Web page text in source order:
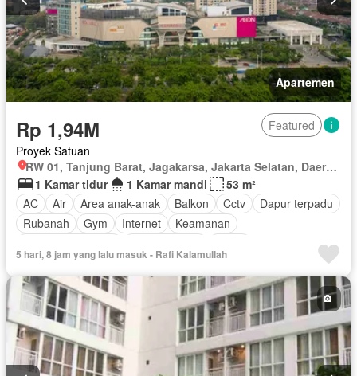
Apartemen
Rp 1,94M
Featured
Proyek Satuan
RW 01, Tanjung Barat, Jagakarsa, Jakarta Selatan, Daerah Khusus Ibukota Jakarta
1 Kamar tidur
1 Kamar mandi
53 m²
AC
Air Area anak-anak Balkon Cctv
Dapur terpadu
Rubanah
Gym Internet
Keamanan
Secure parking
Pemandangan panorama
Ruang layanan
Sauna Spa Taman
Taman atap
Garasi
Wifi Sebagian perabotan
5 hari, 8 jam yang lalu masuk - Rafi Kalamullah